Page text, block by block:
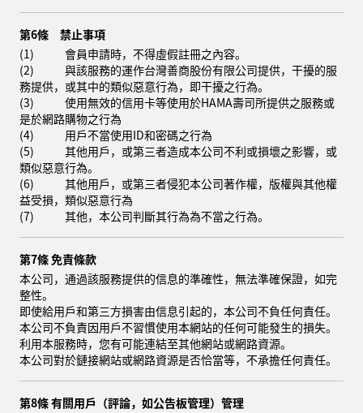
第6條 禁止事項
(1)
會員申請時，不得虛假註冊之內容。
(2)
與該服務的運作台灣善商股份有限公司提供，干擾的服
務提供，或其中的類似惡意行為，即干擾之行為。
(3)
使用無效的信用卡等使用於HAMA壽司所提供之服務或
是於網路購物之行為
(4)
用戶不當使用ID和密碼之行為
(5)
其他用戶，或第三者造成本公司不利或損壞之影響，或
類似惡意行為。
(6)
其他用戶，或第三者侵犯本公司著作權，版權與其他權
益受損，類似惡意行為
(7)
其他，本公司判斷其行為為不當之行為。
第7條 免責條款
本公司，通過該服務提供的信息的準確性，無法準確保證，如完
整性。
即使給用戶和第三方損害由信息引起的，本公司不負任何責任。
本公司不負責因用戶不習慣使用本網站的任何可能發生的損失。
利用本服務時，您有可能連結至其他網站或網路資源。
本公司對於鏈接網站或網路資源是否恰當等，不承擔任何責任。
第8條 有關用戶（評論，如公告板管理）管理